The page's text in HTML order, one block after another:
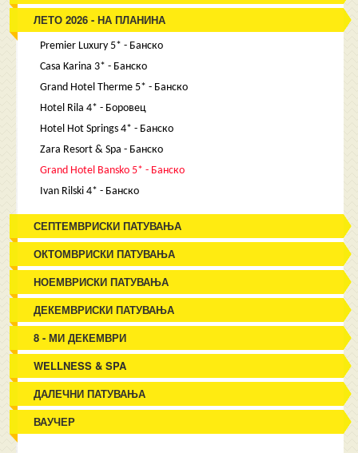
ЛЕТО 2026 - НА ПЛАНИНА
Premier Luxury 5* - Банско
Casa Karina 3* - Банско
Grand Hotel Therme 5* - Банско
Hotel Rila 4* - Боровец
Hotel Hot Springs 4* - Банско
Zara Resort & Spa - Банско
Grand Hotel Bansko 5* - Банско
Ivan Rilski 4* - Банско
СЕПТЕМВРИСКИ ПАТУВАЊА
ОКТОМВРИСКИ ПАТУВАЊА
НОЕМВРИСКИ ПАТУВАЊА
ДЕКЕМВРИСКИ ПАТУВАЊА
8 - МИ ДЕКЕМВРИ
WELLNESS & SPA
ДАЛЕЧНИ ПАТУВАЊА
ВАУЧЕР